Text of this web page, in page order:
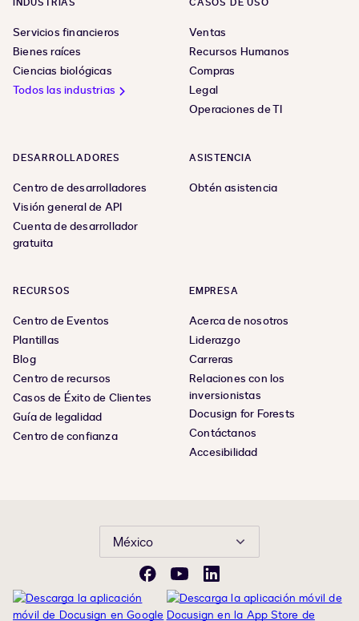
Servicios financieros
Bienes raíces
Ciencias biológicas
Todos las industrias
Ventas
Recursos Humanos
Compras
Legal
Operaciones de TI
DESARROLLADORES
Centro de desarrolladores
Visión general de API
Cuenta de desarrollador
gratuita
ASISTENCIA
Obtén asistencia
RECURSOS
Centro de Eventos
Plantillas
Blog
Centro de recursos
Casos de Éxito de Clientes
Guía de legalidad
Centro de confianza
EMPRESA
Acerca de nosotros
Liderazgo
Carreras
Relaciones con los
inversionistas
Docusign for Forests
Contáctanos
Accesibilidad
México
FacebookYouTubeLinkedIn